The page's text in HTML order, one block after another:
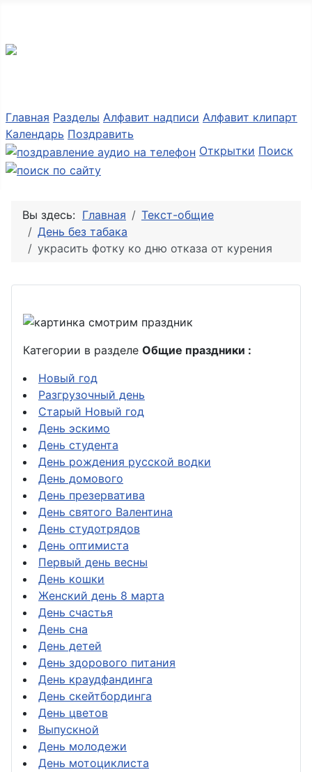
Главная Разделы Алфавит надписи Алфавит клипарт
Календарь Поздравить
Открытки Поиск
Вы здесь: Главная
Текст-общие
День без табака
украсить фотку ко дню отказа от курения
Категории в разделе Общие праздники :
Новый год
Разгрузочный день
Старый Новый год
День эскимо
День студента
День рождения русской водки
День домового
День презерватива
День святого Валентина
День студотрядов
День оптимиста
Первый день весны
День кошки
Женский день 8 марта
День счастья
День сна
День детей
День здорового питания
День краудфандинга
День скейтбординга
День цветов
Выпускной
День молодежи
День мотоциклиста